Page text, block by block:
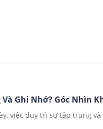
Ghi Nhớ? Góc Nhìn
việc duy trì sự tập trung